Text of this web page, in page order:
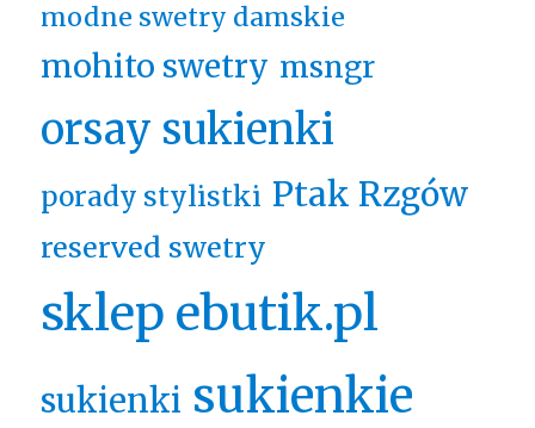
modne swetry damskie
mohito swetry msngr
orsay sukienki
porady stylistki Ptak Rzgów
reserved swetry
sklep ebutik.pl
sukienki sukienkie